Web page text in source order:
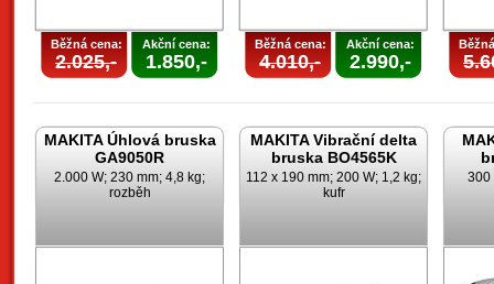
Běžná cena:
2.025,-
Akční cena:
1.850,-
Běžná cena:
4.010,-
Akční cena:
2.990,-
MAKITA Úhlová bruska
GA9050R
2.000 W; 230 mm; 4,8 kg;
rozběh
MAKITA Vibrační delta
bruska BO4565K
112 x 190 mm; 200 W; 1,2 kg;
kufr
300